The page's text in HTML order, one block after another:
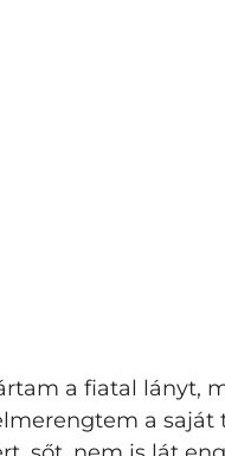
a fiatal lányt,
a saját